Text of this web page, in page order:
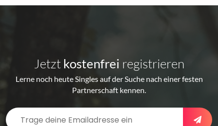
Jetzt kostenfrei registrieren
Lerne noch heute Singles auf der Suche nach einer festen
Partnerschaft kennen.